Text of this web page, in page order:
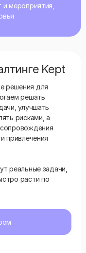
мероприятия,
Kept
решения для
решать
улучшать
рисками, а
привлечения
реальные задачи,
расти по